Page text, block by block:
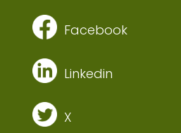
Facebook
Linkedin
X